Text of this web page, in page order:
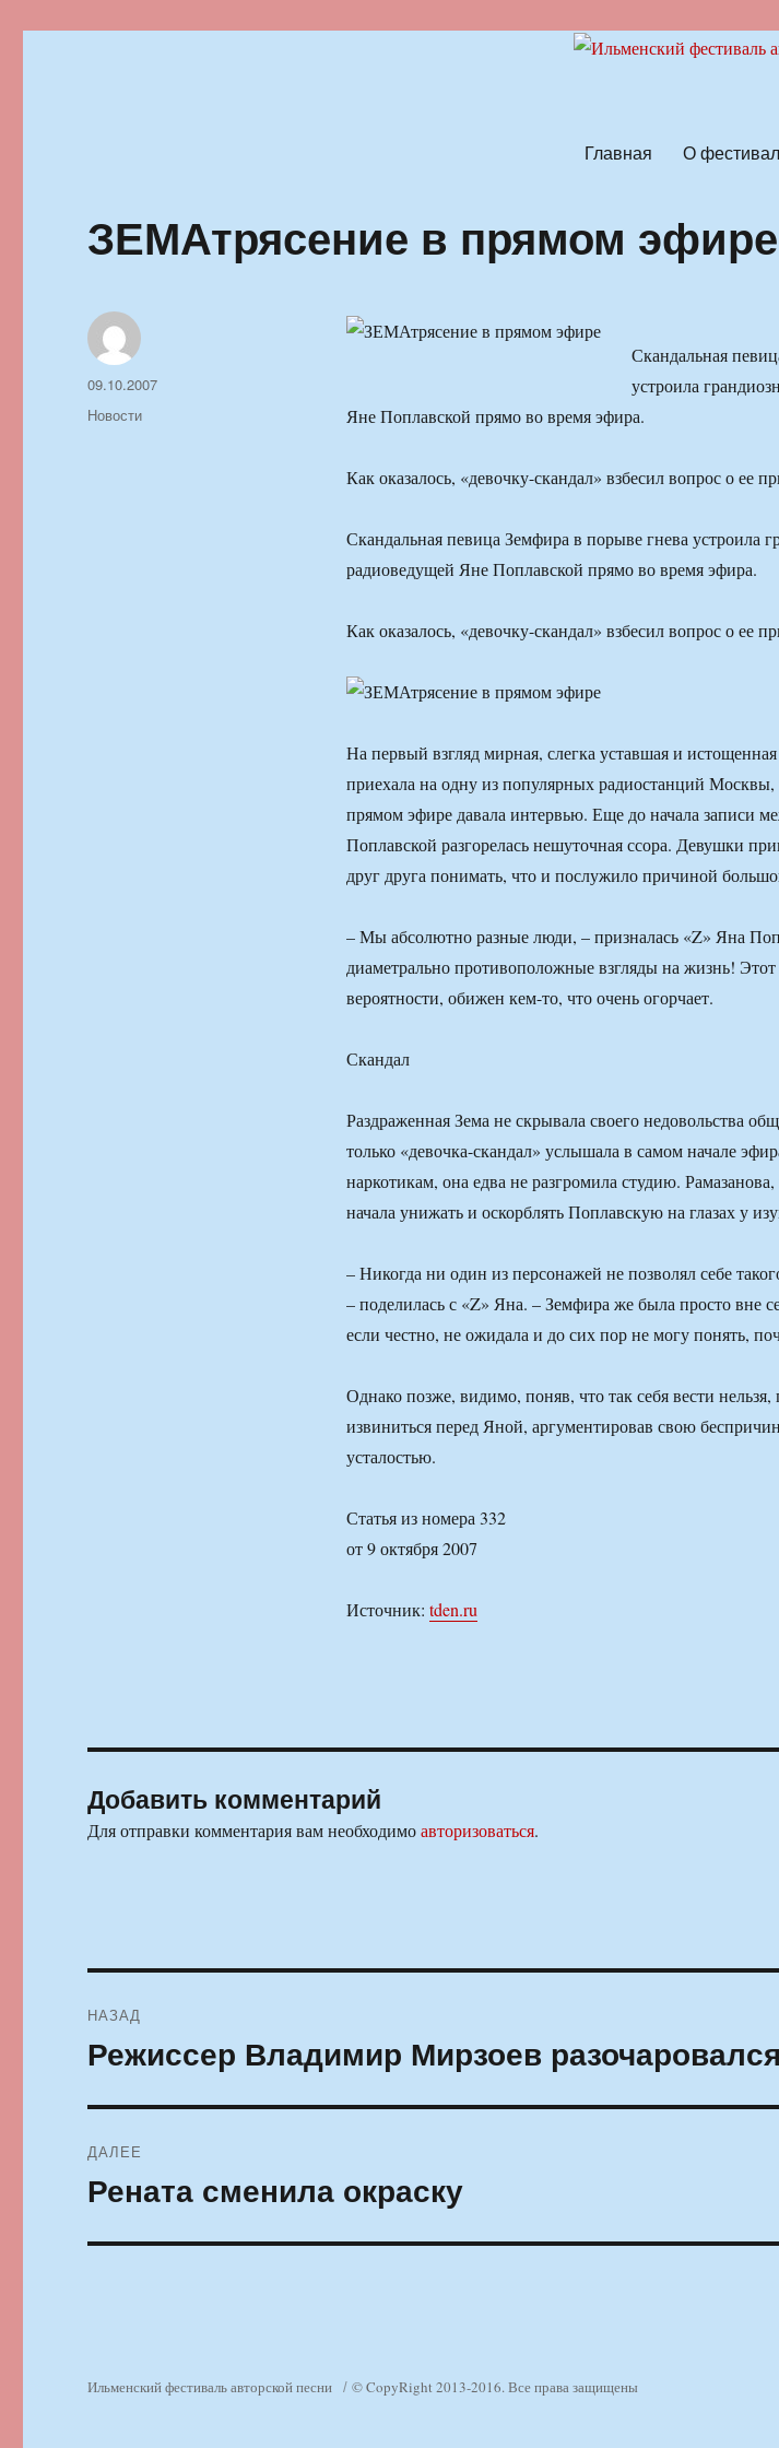
Главная О
ЗЕМАтрясение в прямом эфире
Скандальная
устроила
Яне Поплавской прямо во время эфира.
Как оказалось, «девочку-скандал» взбесил вопрос о ее
Скандальная певица Земфира в порыве гнева устроила
радиоведущей Яне Поплавской прямо во время эфира.
Как оказалось, «девочку-скандал» взбесил вопрос о ее
На первый взгляд мирная, слегка уставшая и
приехала на одну из популярных радиостанций Москвы,
прямом эфире давала интервью. Еще до начала записи
Поплавской разгорелась нешуточная ссора. Девушки
друг друга понимать, что и послужило причиной
– Мы абсолютно разные люди, – призналась «Z» Яна
диаметрально противоположные взгляды на жизнь! Этот
вероятности, обижен кем-то, что очень огорчает.
Скандал
Раздраженная Зема не скрывала своего недовольства
только «девочка-скандал» услышала в самом начале
наркотикам, она едва не разгромила студию.
начала унижать и оскорблять Поплавскую на глазах у
– Никогда ни один из персонажей не позволял себе
– поделилась с «Z» Яна. – Земфира же была просто вне
если честно, не ожидала и до сих пор не могу понять,
Однако позже, видимо, поняв, что так себя вести
извиниться перед Яной, аргументировав свою
усталостью.
Статья из номера 332
от 9 октября 2007
Источник: tden.ru
Автор
Опубликовано
09.10.2007
Рубрики
Новости
Добавить комментарий
Для отправки комментария вам необходимоавторизоваться.
по
НАЗАД
Предыдущая
Режиссер Владимир Мирзоев
ДАЛЕЕ
Следующая
Рената сменила окраску
Ильменский фестиваль авторской песни © CopyRight 2013-2016. Все права защищены